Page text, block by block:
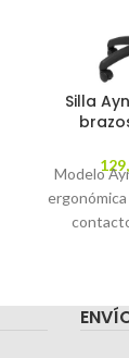
Silla
Modelo